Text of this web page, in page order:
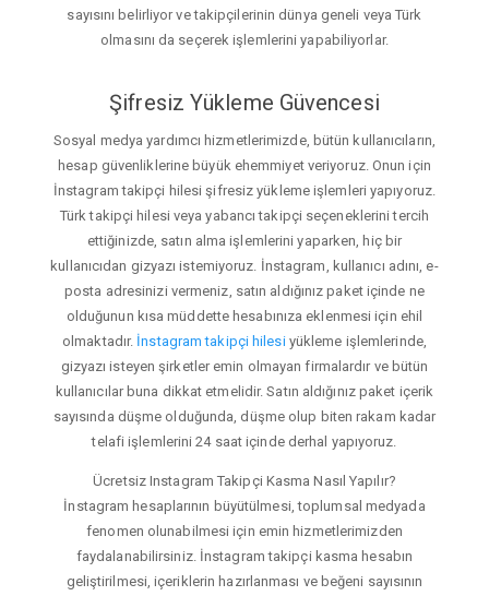
sayısını belirliyor ve takipçilerinin dünya geneli veya Türk
olmasını da seçerek işlemlerini yapabiliyorlar.
Şifresiz Yükleme Güvencesi
Sosyal medya yardımcı hizmetlerimizde, bütün kullanıcıların,
hesap güvenliklerine büyük ehemmiyet veriyoruz. Onun için
İnstagram takipçi hilesi şifresiz yükleme işlemleri yapıyoruz.
Türk takipçi hilesi veya yabancı takipçi seçeneklerini tercih
ettiğinizde, satın alma işlemlerini yaparken, hiç bir
kullanıcıdan gizyazı istemiyoruz. İnstagram, kullanıcı adını, e-
posta adresinizi vermeniz, satın aldığınız paket içinde ne
olduğunun kısa müddette hesabınıza eklenmesi için ehil
olmaktadır. İnstagram takipçi hilesiyükleme işlemlerinde,
gizyazı isteyen şirketler emin olmayan firmalardır ve bütün
kullanıcılar buna dikkat etmelidir. Satın aldığınız paket içerik
sayısında düşme olduğunda, düşme olup biten rakam kadar
telafi işlemlerini 24 saat içinde derhal yapıyoruz.
Ücretsiz Instagram Takipçi Kasma Nasıl Yapılır?
İnstagram hesaplarının büyütülmesi, toplumsal medyada
fenomen olunabilmesi için emin hizmetlerimizden
faydalanabilirsiniz. İnstagram takipçi kasma hesabın
geliştirilmesi, içeriklerin hazırlanması ve beğeni sayısının